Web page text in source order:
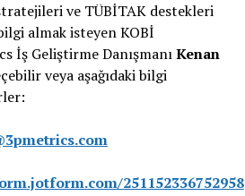
ve TÜBİTAK destekleri
almak isteyen KOBİ
İş Geliştirme DanışmanıKenan
veya aşağıdaki bilgi
251152336752958